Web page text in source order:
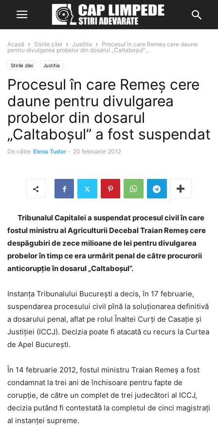
Acasă Stirile zilei Justitia
Procesul în care Remeş cere daune
pentru divulgarea probelor din dosarul „Caltaboşul”...
Stirile zilei Justitia
Procesul în care Remeş cere
daune pentru divulgarea
probelor din dosarul
„Caltaboşul” a fost suspendat
De către Elena Tudor - 20 februarie 2012
Tribunalul Capitalei a suspendat procesul civil în care
fostul ministru al Agriculturii Decebal Traian Remeş cere
despăgubiri de zece milioane de lei pentru divulgarea
probelor în timp ce era urmărit penal de către procurorii
anticorupţie în dosarul „Caltaboşul”.
Instanţa Tribunalului Bucureşti a decis, în 17 februarie,
suspendarea procesului civil pînă la soluţionarea definitivă
a dosarului penal, aflat pe rolul Înaltei Curţi de Casaţie şi
Justiţiei (ICCJ). Decizia poate fi atacată cu recurs la Curtea
de Apel Bucureşti.
În 14 februarie 2012, fostul ministru Traian Remeş a fost
condamnat la trei ani de închisoare pentru fapte de
corupţie, de către un complet de trei judecători al ICCJ,
decizia putând fi contestată la completul de cinci magistraţi
al instanţei supreme.